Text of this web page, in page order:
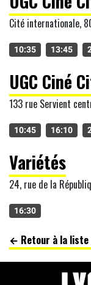
Cité internationale,
10:35 13:45
UGC Ciné
133 rue Servient
10:45 16:10
Variétés
24, rue de la
16:30
← Retour à la liste